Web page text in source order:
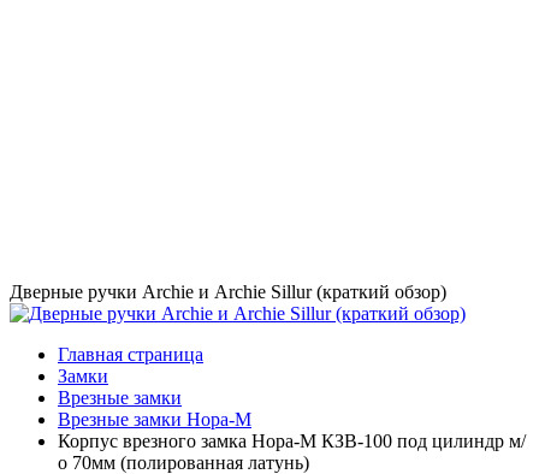
Дверные ручки Archie и Archie Sillur (краткий обзор)
Главная страница
Замки
Врезные замки
Врезные замки Нора-М
Корпус врезного замка Нора-М КЗВ-100 под цилиндр м/
о 70мм (полированная латунь)